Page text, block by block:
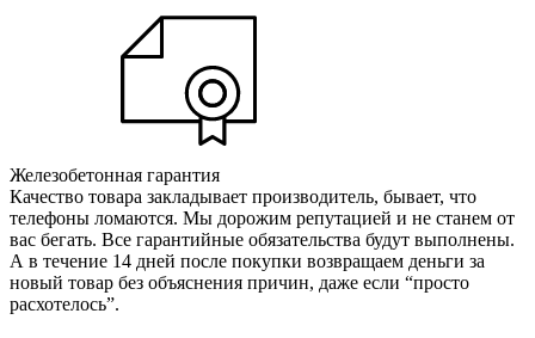
Железобетонная гарантия
Качество товара закладывает производитель, бывает, что
телефоны ломаются. Мы дорожим репутацией и не станем от
вас бегать. Все гарантийные обязательства будут выполнены.
А в течение 14 дней после покупки возвращаем деньги за
новый товар без объяснения причин, даже если “просто
расхотелось”.